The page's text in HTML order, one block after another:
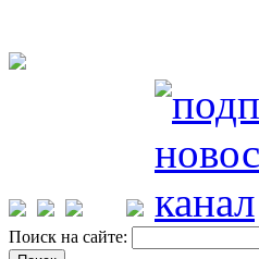
Поиск на сайте: